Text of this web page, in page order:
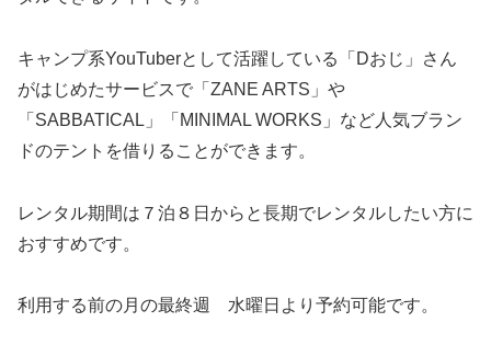
キャンプ系YouTuberとして活躍している「Dおじ」さん
がはじめたサービスで「ZANE ARTS」や
「SABBATICAL」「MINIMAL WORKS」など人気ブラン
ドのテントを借りることができます。
レンタル期間は７泊８日からと長期でレンタルしたい方に
おすすめです。
利用する前の月の最終週 水曜日より予約可能です。